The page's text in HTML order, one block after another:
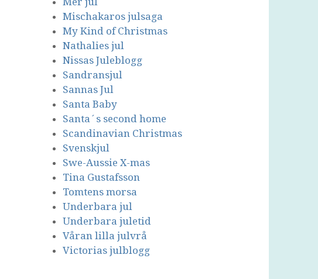
Mischakaros julsaga
My Kind of Christmas
Nathalies jul
Nissas Juleblogg
Sandransjul
Sannas Jul
Santa Baby
Santa´s second home
Scandinavian Christmas
Svenskjul
Swe-Aussie X-mas
Tina Gustafsson
Tomtens morsa
Underbara jul
Underbara juletid
Våran lilla julvrå
Victorias julblogg